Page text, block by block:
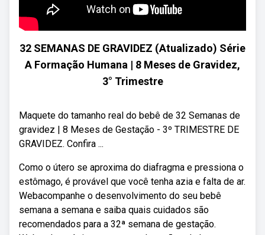
32 SEMANAS DE GRAVIDEZ (Atualizado) Série
A Formação Humana | 8 Meses de Gravidez,
3° Trimestre
Maquete do tamanho real do bebê de 32 Semanas de
gravidez | 8 Meses de Gestação - 3º TRIMESTRE DE
GRAVIDEZ. Confira ...
Como o útero se aproxima do diafragma e pressiona o
estômago, é provável que você tenha azia e falta de ar.
Webacompanhe o desenvolvimento do seu bebê
semana a semana e saiba quais cuidados são
recomendados para a 32ª semana de gestação.